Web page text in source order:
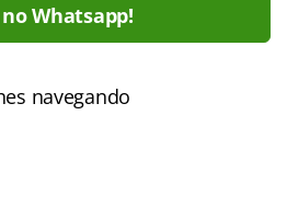
Whatsapp!
navegando